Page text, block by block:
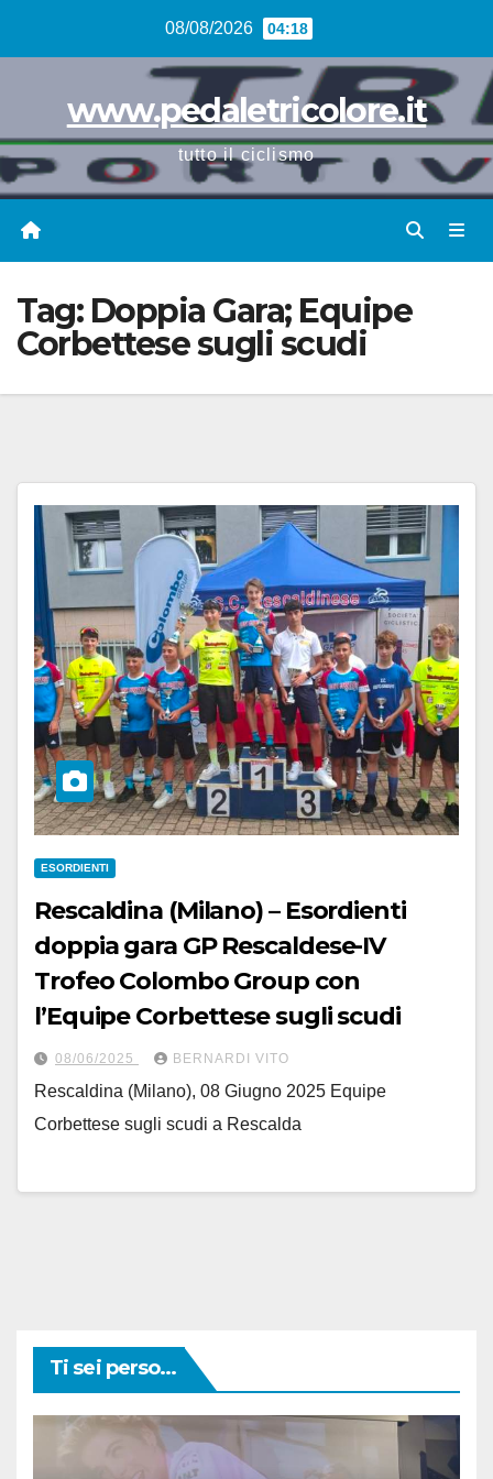
08/08/2026 04:18
www.pedaletricolore.it
tutto il ciclismo
Tag: Doppia Gara; Equipe
Corbettese sugli scudi
ESORDIENTI
Rescaldina (Milano) – Esordienti
doppia gara GP Rescaldese-IV
Trofeo Colombo Group con
l’Equipe Corbettese sugli scudi
08/06/2025 BERNARDI VITO
Rescaldina (Milano), 08 Giugno 2025 Equipe
Corbettese sugli scudi a Rescalda
Ti sei perso...